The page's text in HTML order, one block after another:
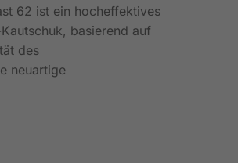
62 ist ein hocheffektives
basierend auf
des
neuartige